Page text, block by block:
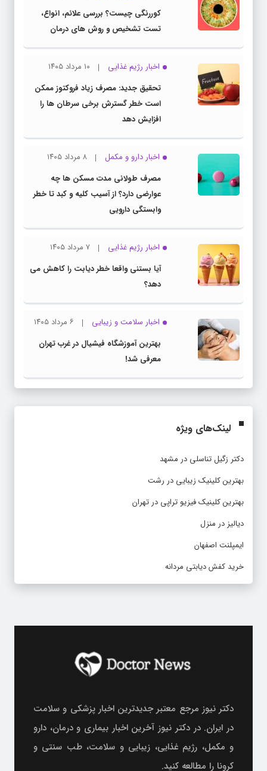
کوررنگی چیست؟ بررسی علائم، انواع،
تست تشخیص و روش های درمان
اخبار رژیم غذایی
۱۰ مرداد ۱۴۰۵
تحقیق جدید: مصرف زیاد فروکتوز ممکن
است خطر گسترش برخی سرطان ها را
افزایش دهد
اخبار دارو و مکمل
۸ مرداد ۱۴۰۵
مصرف طولانی مدت مسکن ها چه
عوارضی دارد؟ از آسیب کلیه و کبد تا خطر
وابستگی دارویی
اخبار رژیم غذایی
۷ مرداد ۱۴۰۵
آیا بستنی واقعا خطر دیابت را کاهش می
دهد؟
اخبار سلامت و زیبایی
۶ مرداد ۱۴۰۵
بهترین آموزشگاه فیشیال در غرب تهران
معرفی شد!
لینک‌های ویژه
دکتر زگیل تناسلی در مشهد
بهترین کلینیک زیبایی در رشت
بهترین کلینیک فیزیو تراپی در تهران
دیالیز در منزل
ایمپلنت اصفهان
خرید کفش دیابتی مردانه
دکتر نیوز مرجع معتبر جدیدترین اخبار پزشکی و سلامت
در ایران. در دکتر نیوز آخرین اخبار بیماری و درمان، دارو
و مکمل، رژیم غذایی، زیبایی و سلامت، طب سنتی و
کرونا را مطالعه کنید.